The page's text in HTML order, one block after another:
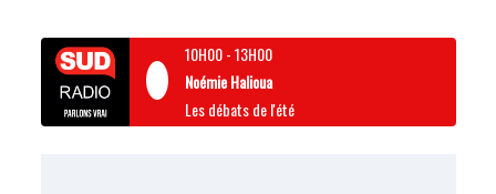
10H00-13H00
Noémie Halioua
Les débats de l'été